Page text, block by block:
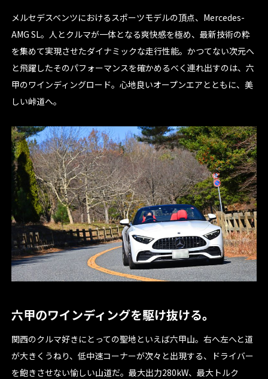
メルセデスベンツにおけるスポーツモデルの頂点、Mercedes-
AMG SL。人とクルマが一体となる爽快感を極め、最新技術の粋
を集めて実現させたダイナミックな走行性能。かつてない次元へ
と飛躍したそのパフォーマンスを確かめるべく連れ出すのは、六
甲のワインディングロード。心地良いオープンエアとともに、美
しい峠道へ。
六甲のワインディングを駆け抜ける。
関西のクルマ好きにとっての聖地といえば六甲山。右へ左へと道
が大きくうねり、低中速コーナーが次々と出現する、ドライバー
を飽きさせない愉しい山道だ。最大出力280kW、最大トルク